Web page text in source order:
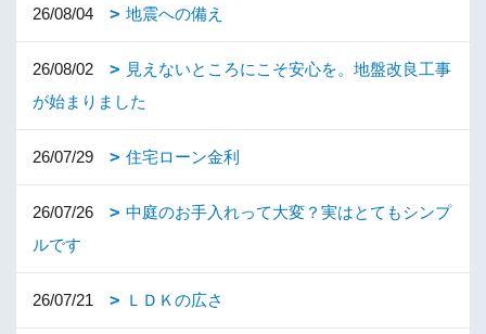
26/08/04 地震への備え
26/08/02
見えないところにこそ安心を。地盤改良工事
が始まりました
26/07/29 住宅ローン金利
26/07/26
中庭のお手入れって大変？実はとてもシンプ
ルです
26/07/21 ＬＤＫの広さ